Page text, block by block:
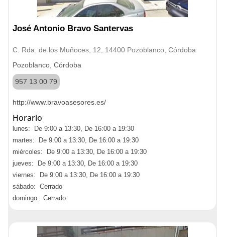
José Antonio Bravo Santervas
C. Rda. de los Muñoces, 12, 14400 Pozoblanco, Córdoba
Pozoblanco, Córdoba
957 13 00 79
http://www.bravoasesores.es/
Horario
lunes: De 9:00 a 13:30, De 16:00 a 19:30
martes: De 9:00 a 13:30, De 16:00 a 19:30
miércoles: De 9:00 a 13:30, De 16:00 a 19:30
jueves: De 9:00 a 13:30, De 16:00 a 19:30
viernes: De 9:00 a 13:30, De 16:00 a 19:30
sábado: Cerrado
domingo: Cerrado